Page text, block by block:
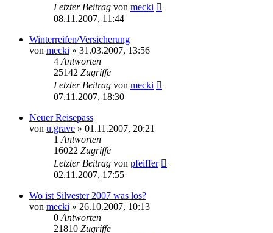
Letzter Beitrag von mecki
08.11.2007, 11:44
Winterreifen/Versicherung
von mecki » 31.03.2007, 13:56
4 Antworten
25142 Zugriffe
Letzter Beitrag von mecki
07.11.2007, 18:30
Neuer Reisepass
von u.grave » 01.11.2007, 20:21
1 Antworten
16022 Zugriffe
Letzter Beitrag von pfeiffer
02.11.2007, 17:55
Wo ist Silvester 2007 was los?
von mecki » 26.10.2007, 10:13
0 Antworten
21810 Zugriffe